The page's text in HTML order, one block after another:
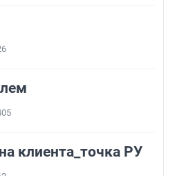
клиента_точка РУ